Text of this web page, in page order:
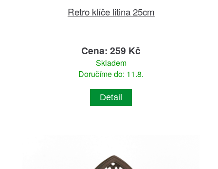
Retro klíče litina 25cm
Cena: 259 Kč
Skladem
Doručíme do: 11.8.
Detail